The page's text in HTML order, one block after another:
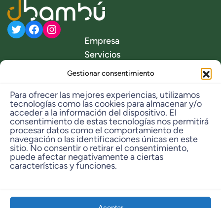
Gestionar consentimiento
Para ofrecer las mejores experiencias, utilizamos
tecnologías como las cookies para almacenar y/o
acceder a la información del dispositivo. El
consentimiento de estas tecnologías nos permitirá
procesar datos como el comportamiento de
navegación o las identificaciones únicas en este
sitio. No consentir o retirar el consentimiento,
puede afectar negativamente a ciertas
características y funciones.
Twitter Facebook Instagram
Empresa
Servicios
Noticias
Contacto
Aviso Legal
Política privacidad
Política de cookies